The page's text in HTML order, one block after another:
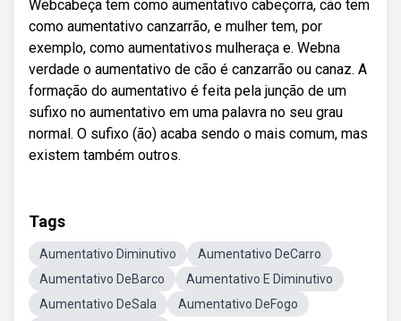
Webcabeça tem como aumentativo cabeçorra, cão tem
como aumentativo canzarrão, e mulher tem, por
exemplo, como aumentativos mulheraça e. Webna
verdade o aumentativo de cão é canzarrão ou canaz. A
formação do aumentativo é feita pela junção de um
sufixo no aumentativo em uma palavra no seu grau
normal. O sufixo (ão) acaba sendo o mais comum, mas
existem também outros.
Tags
Aumentativo Diminutivo
Aumentativo DeCarro
Aumentativo DeBarco
Aumentativo E Diminutivo
Aumentativo DeSala
Aumentativo DeFogo